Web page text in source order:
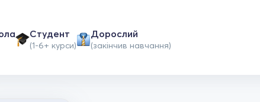
Студент
(1-6+ курси)
Дорослий
(закінчив навчання)